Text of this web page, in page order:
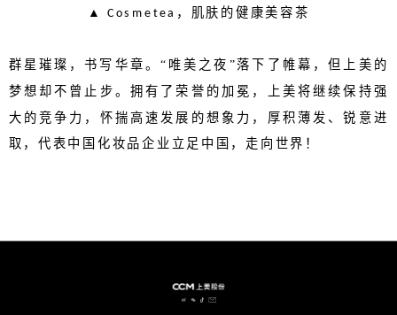
▲ Cosmetea ，肌肤的健康美容茶
群星璀璨，书写华章。“唯美之夜”落下了帷幕，但上美的
梦想却不曾止步。拥有了荣誉的加冕，上美将继续保持强
大的竞争力，怀揣高速发展的想象力，厚积薄发、锐意进
取，代表中国化妆品企业立足中国，走向世界！